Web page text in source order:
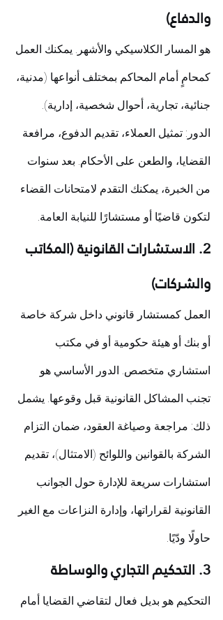
والدفاع)
هو المسار الكلاسيكي والأشهر. يمكنك العمل
كمحامٍ أمام المحاكم بمختلف أنواعها (مدنية،
جنائية، تجارية، أحوال شخصية، إدارية).
الدور: تمثيل العملاء، تقديم الدفوع، مرافعة
القضايا، والطعن على الأحكام. بعد سنوات
من الخبرة، يمكنك التقدم لامتحانات القضاء
لتكون قاضيًا أو مستشارًا للنيابة العامة.
2. الاستشارات القانونية (المكاتب
والشركات)
العمل كمستشار قانوني داخل شركة خاصة
أو بنك أو هيئة حكومية أو في مكتب
استشاري متخصص. الدور الأساسي هو
تجنب المشاكل القانونية قبل وقوعها. يشمل
ذلك: مراجعة وصياغة العقود، ضمان التزام
الشركة بالقوانين واللوائح (الامتثال)، تقديم
استشارات سريعة للإدارة حول الجوانب
القانونية لقراراتها، وإدارة النزاعات مع الغير
حاولًا ودّيًا.
3. التحكيم التجاري والوساطة
التحكيم هو بديل فعال لتقاضي القضايا أمام